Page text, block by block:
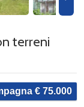
terreni
€ 75.000